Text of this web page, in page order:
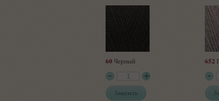
60 Черный
Заказать
652